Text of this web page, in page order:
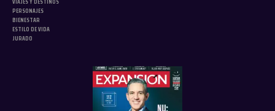
PERSONAJES
BIENESTAR
ESTILO DE VIDA
JURADO